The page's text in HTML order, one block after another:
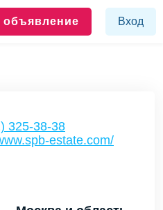
объявление Вход
325-38-38
estate.com/